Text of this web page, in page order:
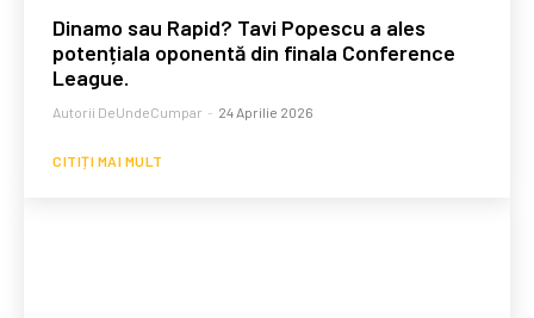
Dinamo sau Rapid? Tavi Popescu a ales
potențiala oponentă din finala Conference
League.
Autorii DeUndeCumpar - 24 Aprilie 2026
CITIȚI MAI MULT